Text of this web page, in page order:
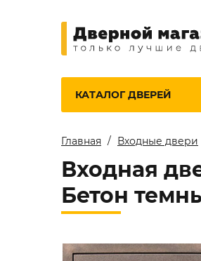
КАТАЛОГДВЕРЕЙ
Главная Входные двери
Входная
Бетон